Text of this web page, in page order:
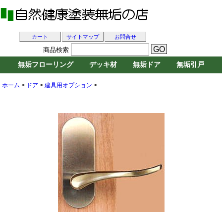
ホーム > ドア > 建具用オプション >
カート サイトマップ お問合せ
商品検索
無垢フローリング デッキ材 無垢ドア 無垢引戸